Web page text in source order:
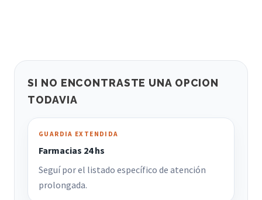
SI NO ENCONTRASTE UNA OPCION
TODAVIA
GUARDIA EXTENDIDA
Farmacias 24 hs
Seguí por el listado específico de atención
prolongada.